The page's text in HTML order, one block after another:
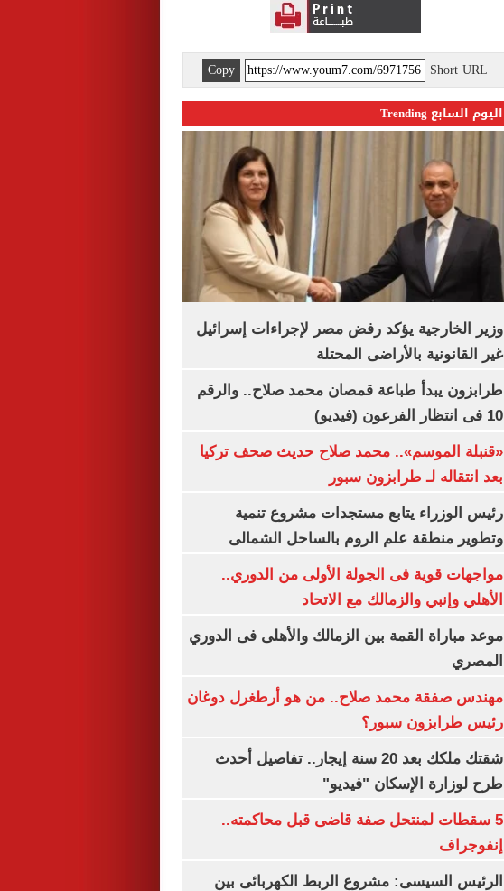
Short URL
Copy
اليوم السابع Trending
وزير الخارجية يؤكد رفض مصر لإجراءات إسرائيل
غير القانونية بالأراضى المحتلة
طرابزون يبدأ طباعة قمصان محمد صلاح.. والرقم
10 فى انتظار الفرعون (فيديو)
«قنبلة الموسم».. محمد صلاح حديث صحف تركيا
بعد انتقاله لـ طرابزون سبور
رئيس الوزراء يتابع مستجدات مشروع تنمية
وتطوير منطقة علم الروم بالساحل الشمالى
مواجهات قوية فى الجولة الأولى من الدوري..
الأهلي وإنبي والزمالك مع الاتحاد
موعد مباراة القمة بين الزمالك والأهلى فى الدوري
المصري
مهندس صفقة محمد صلاح.. من هو أرطغرل دوغان
رئيس طرابزون سبور؟
شقتك ملكك بعد 20 سنة إيجار.. تفاصيل أحدث
طرح لوزارة الإسكان "فيديو"
5 سقطات لمنتحل صفة قاضى قبل محاكمته..
إنفوجراف
الرئيس السيسى: مشروع الربط الكهربائى بين